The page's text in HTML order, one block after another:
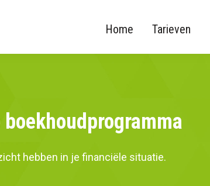
Home Tarieven
boekhoudprogramma
hebben in je financiële situatie.